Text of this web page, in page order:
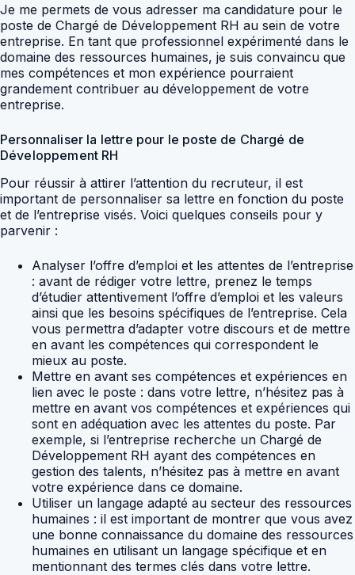
Je me permets de vous adresser ma candidature pour le
poste de Chargé de Développement RH au sein de votre
entreprise. En tant que professionnel expérimenté dans le
domaine des ressources humaines, je suis convaincu que
mes compétences et mon expérience pourraient
grandement contribuer au développement de votre
entreprise.
Personnaliser la lettre pour le poste de Chargé de
Développement RH
Pour réussir à attirer l’attention du recruteur, il est
important de personnaliser sa lettre en fonction du poste
et de l’entreprise visés. Voici quelques conseils pour y
parvenir :
Analyser l’offre d’emploi et les attentes de l’entreprise
: avant de rédiger votre lettre, prenez le temps
d’étudier attentivement l’offre d’emploi et les valeurs
ainsi que les besoins spécifiques de l’entreprise. Cela
vous permettra d’adapter votre discours et de mettre
en avant les compétences qui correspondent le
mieux au poste.
Mettre en avant ses compétences et expériences en
lien avec le poste : dans votre lettre, n’hésitez pas à
mettre en avant vos compétences et expériences qui
sont en adéquation avec les attentes du poste. Par
exemple, si l’entreprise recherche un Chargé de
Développement RH ayant des compétences en
gestion des talents, n’hésitez pas à mettre en avant
votre expérience dans ce domaine.
Utiliser un langage adapté au secteur des ressources
humaines : il est important de montrer que vous avez
une bonne connaissance du domaine des ressources
humaines en utilisant un langage spécifique et en
mentionnant des termes clés dans votre lettre.